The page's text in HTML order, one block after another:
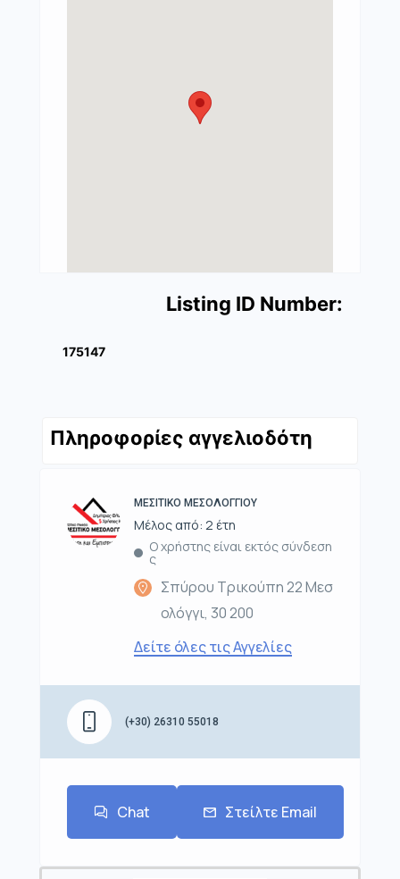
Listing ID Number:
175147
Πληροφορίες αγγελιοδότη
ΜΕΣΙΤΙΚΟ ΜΕΣΟΛΟΓΓΙΟΥ
Μέλος από: 2 έτη
Ο χρήστης είναι εκτός σύνδεση
ς
Σπύρου Τρικούπη 22 Μεσ
ολόγγι, 30 200
Δείτε όλες τις Αγγελίες
(+30) 26310 55018
Chat Στείλτε Email